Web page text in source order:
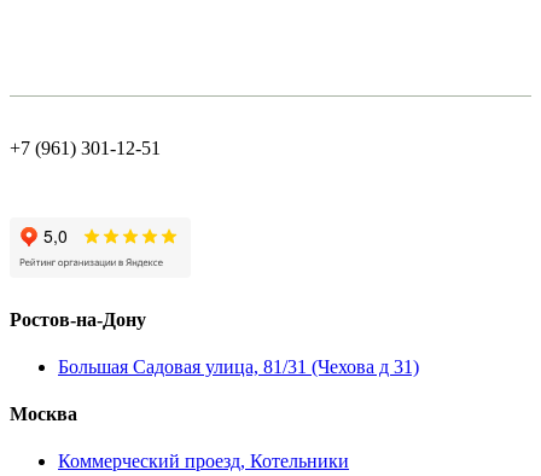
+7 (961) 301-12-51
Ростов-на-Дону
Большая Садовая улица, 81/31 (Чехова д 31)
Москва
Коммерческий проезд, Котельники